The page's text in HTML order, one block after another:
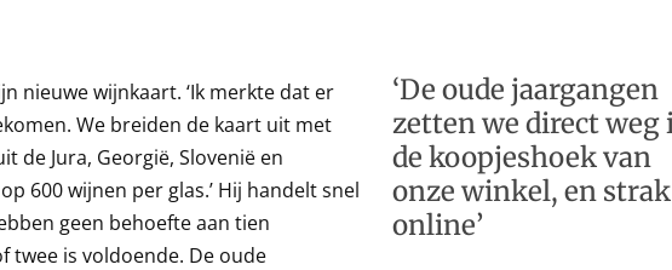
nieuwe wijnkaart. ‘Ik merkte dat er
We breiden de kaart uit met
de Jura, Georgië, Slovenië en
600 wijnen per glas.’ Hij handelt snel
geen behoefte aan tien
twee is voldoende. De oude
‘De oude jaargangen
zetten we direct weg
de koopjeshoek van
onze winkel, en
online’